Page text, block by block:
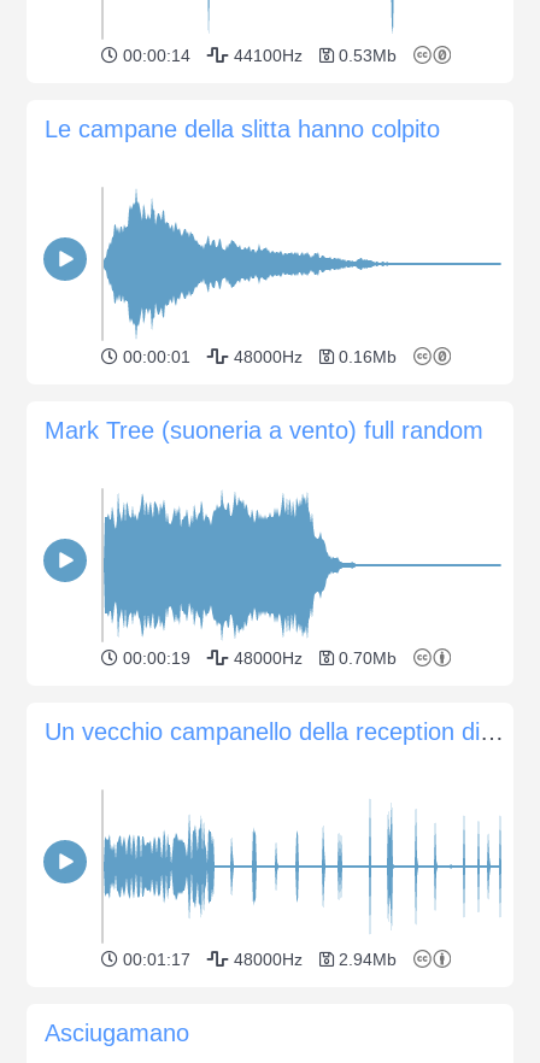
00:00:14 44100Hz 0.53Mb
Le campane della slitta hanno colpito
00:00:01 48000Hz 0.16Mb
Mark Tree (suoneria a vento) full random
00:00:19 48000Hz 0.70Mb
Un vecchio campanello della reception di un albergo, a segnale singolo e multiplo
00:01:17 48000Hz 2.94Mb
Asciugamano